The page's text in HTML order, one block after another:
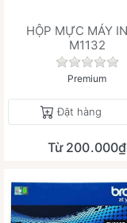
HỘP MỰC MÁY
M1132
Chưa
Premium
Đặt hàng
Từ 200.000₫